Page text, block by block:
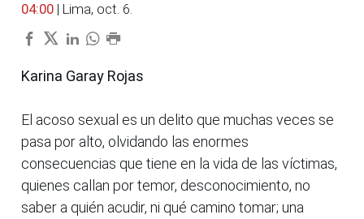
04:00 | Lima, oct. 6.
Karina Garay Rojas
El acoso sexual es un delito que muchas veces se
pasa por alto, olvidando las enormes
consecuencias que tiene en la vida de las víctimas,
quienes callan por temor, desconocimiento, no
saber a quién acudir, ni qué camino tomar; una